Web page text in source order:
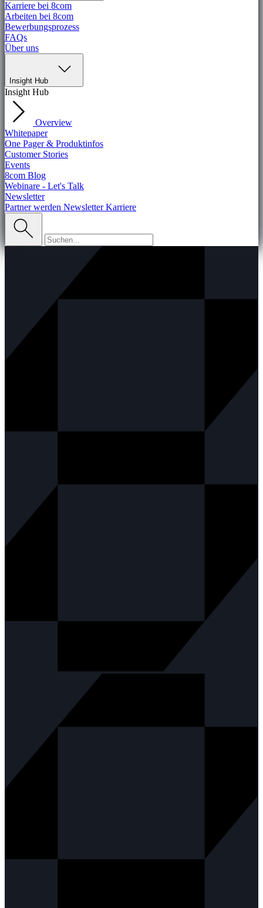
Karriere bei 8com
Arbeiten bei 8com
Bewerbungsprozess
FAQs
Über uns
Insight Hub
Insight Hub
Overview
Whitepaper
One Pager & Produktinfos
Customer Stories
Events
8com Blog
Webinare - Let's Talk
Newsletter
Partner werden NewsletterKarriere